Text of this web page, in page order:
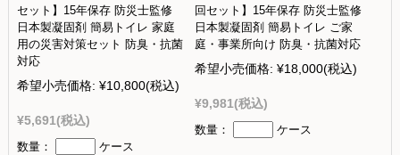
セット】15年保存 防災士監修
日本製凝固剤 簡易トイレ 家庭
用の災害対策セット 防臭・抗菌
対応
希望小売価格: ¥10,800(税込)
¥5,691(税込)
数量： ケース
回セット】15年保存 防災士監修
日本製凝固剤 簡易トイレ ご家
庭・事業所向け 防臭・抗菌対応
希望小売価格: ¥18,000(税込)
¥9,981(税込)
数量： ケース